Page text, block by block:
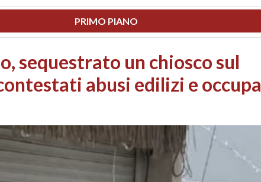
PRIMO PIANO
confronto su call center,
e danni da maltempo